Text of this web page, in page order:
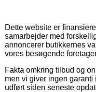
Dette website er
samarbejder med
annoncerer butikkernes
vores besøgende
Fakta omkring tilbud og
men vi giver ingen
udført siden seneste